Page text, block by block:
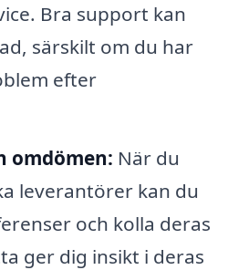
Bra support kan
särskilt om du har
efter
omdömen: När du
leverantörer kan du
och kolla deras
ger dig insikt i deras